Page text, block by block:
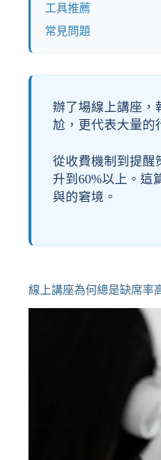
工具推薦
常見問題
辦了場線上講座，
尬，更代表大量的
從收費機制到提醒
升到60%以上。這
與的窘境。
線上講座為何總是缺席率